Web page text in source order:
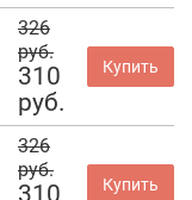
326
руб.
310
руб.
Купить
326
руб.
310
Купить